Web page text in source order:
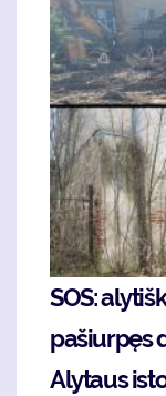
SOS:
pašiurpęs
Alytaus